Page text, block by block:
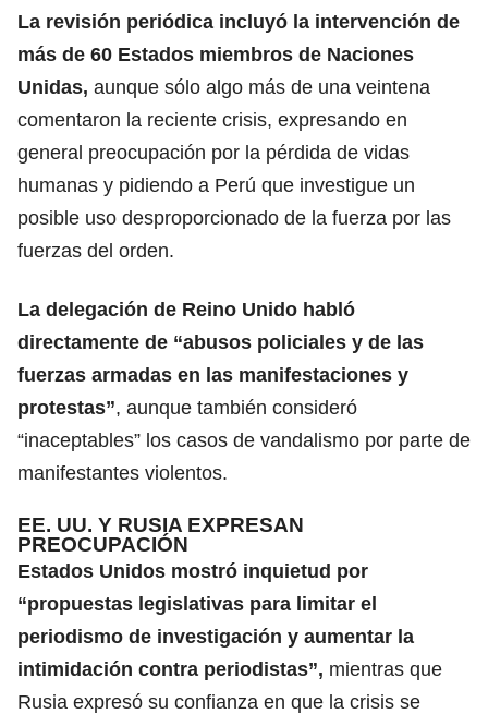
La revisión periódica incluyó la intervención de
más de 60 Estados miembros de Naciones
Unidas, aunque sólo algo más de una veintena
comentaron la reciente crisis, expresando en
general preocupación por la pérdida de vidas
humanas y pidiendo a Perú que investigue un
posible uso desproporcionado de la fuerza por las
fuerzas del orden.
La delegación de Reino Unido habló
directamente de “abusos policiales y de las
fuerzas armadas en las manifestaciones y
protestas”, aunque también consideró
“inaceptables” los casos de vandalismo por parte de
manifestantes violentos.
EE. UU. Y RUSIA EXPRESAN
PREOCUPACIÓN
Estados Unidos mostró inquietud por
“propuestas legislativas para limitar el
periodismo de investigación y aumentar la
intimidación contra periodistas”, mientras que
Rusia expresó su confianza en que la crisis se